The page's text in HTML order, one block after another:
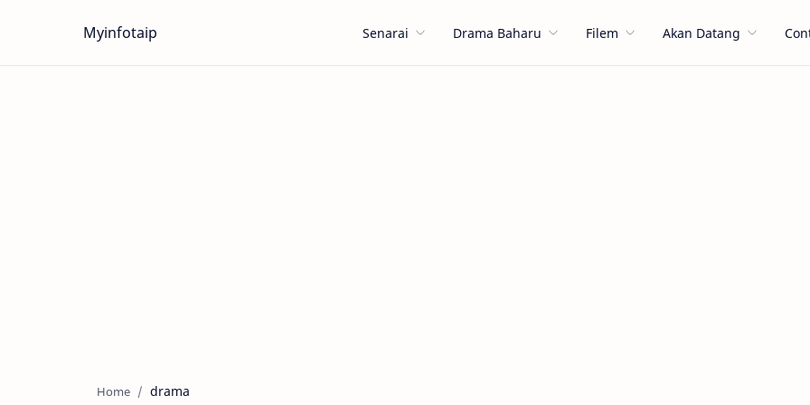
Myinfotaip Senarai Drama Baharu Filem Akan Datang
Home drama